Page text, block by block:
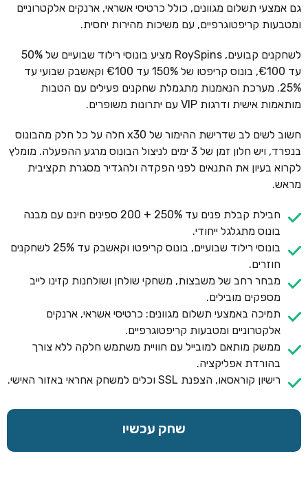
גם אמצעי תשלום מגוונים, כולל כרטיסי אשראי, ארנקים אלקטרוניים
ומטבעות קריפטוגרפיים, עם משיכות מהירות יחסית.
לשחקנים קבועים, RoySpins מציע בונוסי רילוד שבועיים של 50%
עד €100, בונוס קריפטו של 150% עד €100 וקאשבק שבועי עד
25%. מערכת הנאמנות מתגמלת שחקנים פעילים עם הטבות
מותאמות אישית ודרגות VIP עם יתרונות משופרים.
חשוב לשים לב שדרישת ההימור של x30 חלה על כל חלק מהבונוס
בנפרד, ויש חלון זמן של 3 ימים לניצול הבונוס מרגע ההפעלה. מומלץ
לקרוא בעיון את התנאים לפני הפקדה ולהגדיר מסגרת תקציבית
מראש.
חבילת קבלת פנים עד 250% + 200 ספינים חינם עם מבנה
בונוס מתגלגל ייחודי.
בונוסי רילוד שבועיים, בונוס קריפטו וקאשבק עד 25% לשחקנים
חוזרים.
מבחר רחב של משבצות, משחקי שולחן ושולחנות קזינו לייב
מספקים מובילים.
תמיכה באמצעי תשלום מגוונים: כרטיסי אשראי, ארנקים
אלקטרוניים ומטבעות קריפטוגרפיים.
ממשק מותאם למובייל עם חוויית משתמש חלקה ללא צורך
בהורדת אפליקציה.
רישיון קוראסאו, הצפנת SSL וכלים למשחק אחראי באזור האישי.
שחק עכשיו